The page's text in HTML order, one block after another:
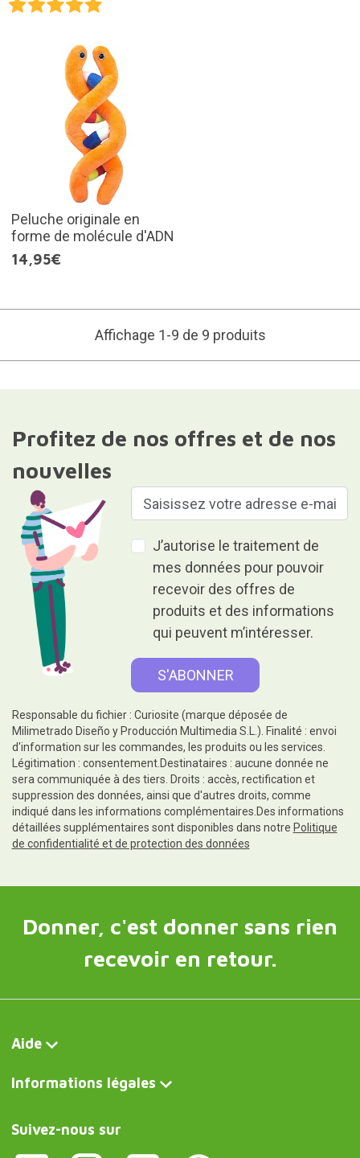
Peluche originale en
forme de molécule d'ADN
14,95€
Affichage 1-9 de 9 produits
Profitez de nos offres et de nos
nouvelles
J’autorise le traitement de
mes données pour pouvoir
recevoir des offres de
produits et des informations
qui peuvent m’intéresser.
Responsable du fichier : Curiosite (marque déposée de
Milimetrado Diseño y Producción Multimedia S.L.). Finalité : envoi
d'information sur les commandes, les produits ou les services.
Légitimation : consentement.Destinataires : aucune donnée ne
sera communiquée à des tiers. Droits : accès, rectification et
suppression des données, ainsi que d'autres droits, comme
indiqué dans les informations complémentaires.Des informations
détaillées supplémentaires sont disponibles dans notre Politique
de confidentialité et de protection des données
Donner, c'est donner sans rien
recevoir en retour.
Aide
Informations légales
Suivez-nous sur